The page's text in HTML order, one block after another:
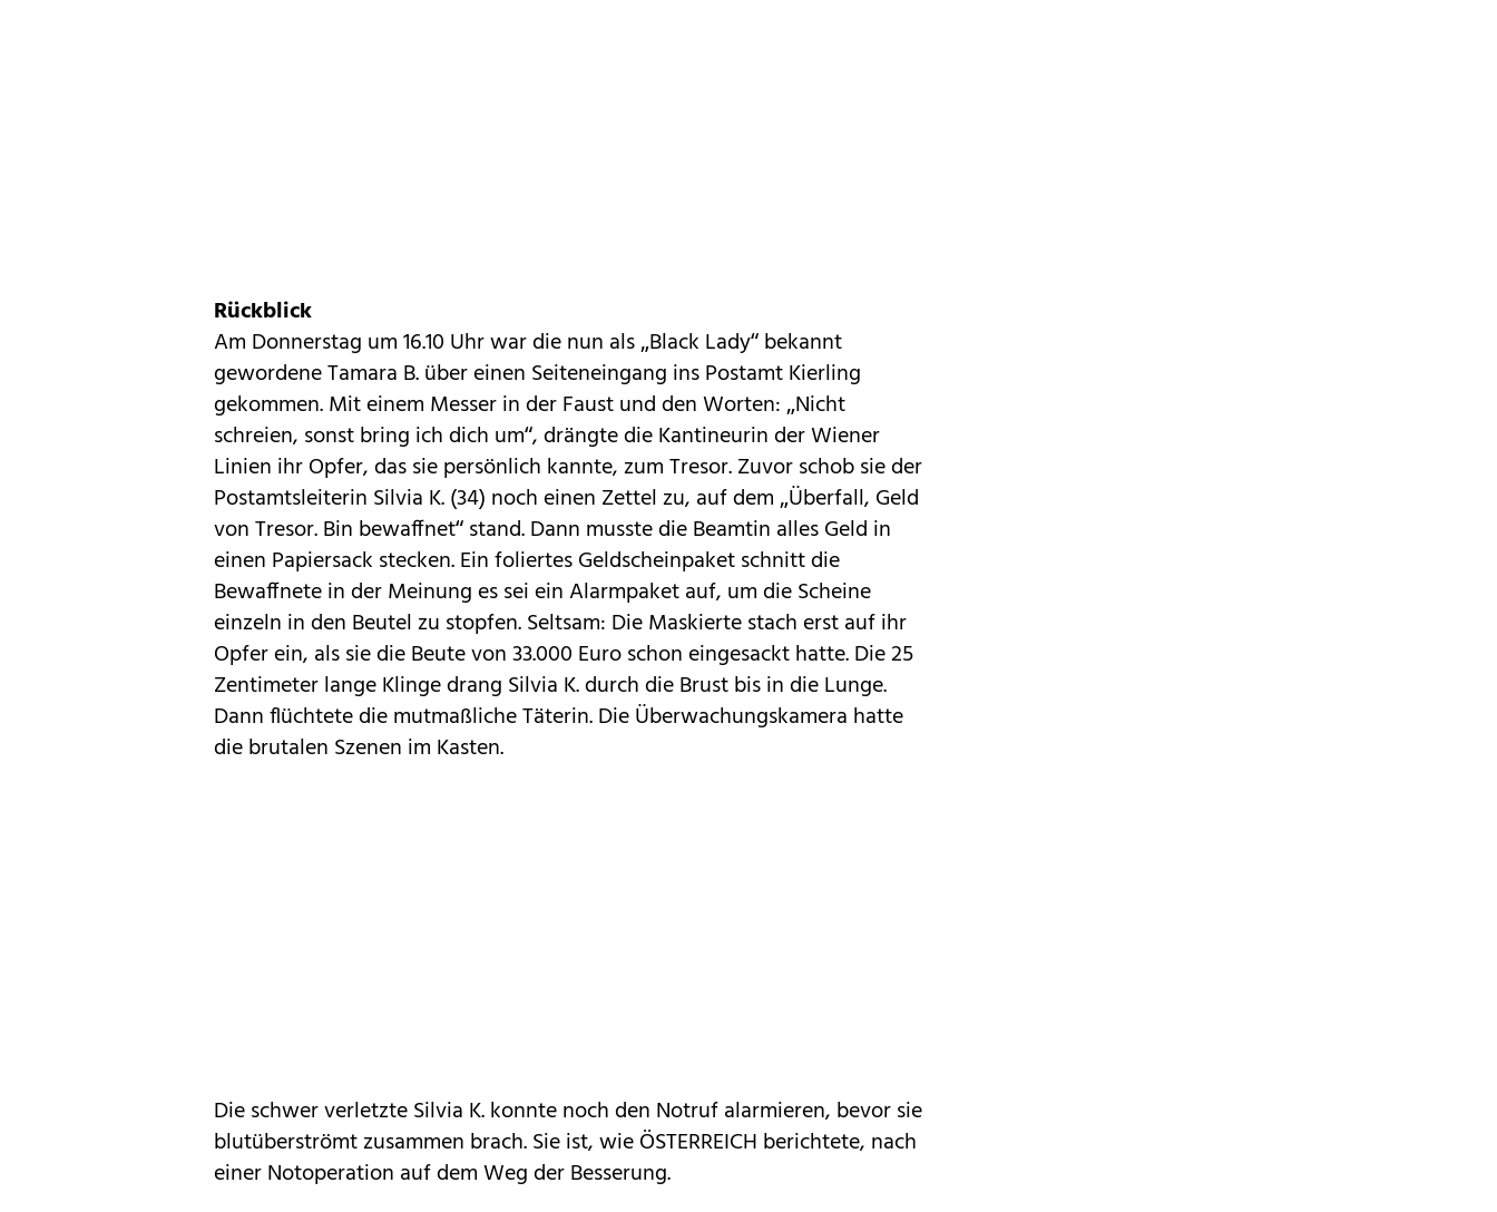
Rückblick
Am Donnerstag um 16.10 Uhr war die nun als „Black Lady“ bekannt
gewordene Tamara B. über einen Seiteneingang ins Postamt Kierling
gekommen. Mit einem Messer in der Faust und den Worten: „Nicht
schreien, sonst bring ich dich um“, drängte die Kantineurin der Wiener
Linien ihr Opfer, das sie persönlich kannte, zum Tresor. Zuvor schob sie der
Postamtsleiterin Silvia K. (34) noch einen Zettel zu, auf dem „Überfall, Geld
von Tresor. Bin bewaffnet“ stand. Dann musste die Beamtin alles Geld in
einen Papiersack stecken. Ein foliertes Geldscheinpaket schnitt die
Bewaffnete in der Meinung es sei ein Alarmpaket auf, um die Scheine
einzeln in den Beutel zu stopfen. Seltsam: Die Maskierte stach erst auf ihr
Opfer ein, als sie die Beute von 33.000 Euro schon eingesackt hatte. Die 25
Zentimeter lange Klinge drang Silvia K. durch die Brust bis in die Lunge.
Dann flüchtete die mutmaßliche Täterin. Die Überwachungskamera hatte
die brutalen Szenen im Kasten.
Die schwer verletzte Silvia K. konnte noch den Notruf alarmieren, bevor sie
blutüberströmt zusammen brach. Sie ist, wie ÖSTERREICH berichtete, nach
einer Notoperation auf dem Weg der Besserung.